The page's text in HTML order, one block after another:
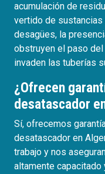
acumulación de
vertido de
desagües, la
obstruyen el paso
invaden las tuberías
¿Ofrecen
desatascador
Sí, ofrecemos
desatascador en
trabajo y nos
altamente capacitado